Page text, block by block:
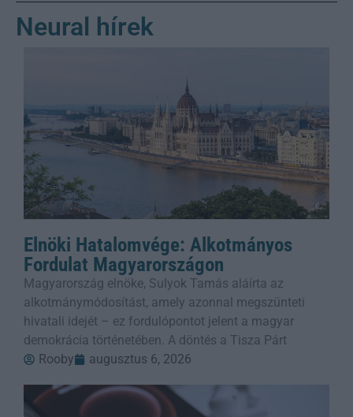
Neural hírek
Elnöki Hatalomvége: Alkotmányos
Fordulat Magyarországon
Magyarország elnöke, Sulyok Tamás aláírta az
alkotmánymódosítást, amely azonnal megszünteti
hivatali idejét – ez fordulópontot jelent a magyar
demokrácia történetében. A döntés a Tisza Párt
Rooby
augusztus 6, 2026